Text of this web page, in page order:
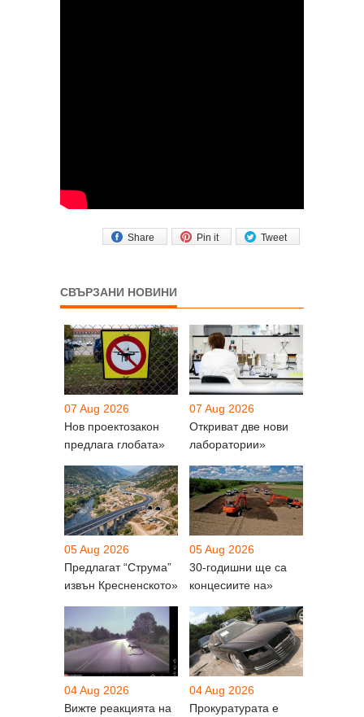
Tweet
Pin it
Share
СВЪРЗАНИ НОВИНИ
07 Aug 2026
Нов проектозакон
предлага глобата»
07 Aug 2026
Откриват две нови
лаборатории»
05 Aug 2026
Предлагат “Струма”
извън Кресненското»
05 Aug 2026
30-годишни ще са
концесиите на»
04 Aug 2026
Вижте реакцията на
04 Aug 2026
Прокуратурата е